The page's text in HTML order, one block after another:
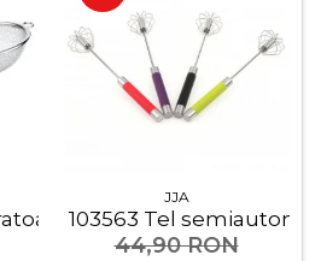
2 buc
JJA
103563 Tel
44,90 RON